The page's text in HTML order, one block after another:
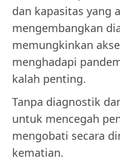
dan kapasitas yang
mengembangkan
memungkinkan
menghadapi
kalah penting.
Tanpa diagnostik
untuk mencegah
mengobati secara
kematian.